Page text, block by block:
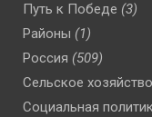
Путь к Победе (3)
Районы (1)
Россия (509)
Сельское хозяйство
Социальная